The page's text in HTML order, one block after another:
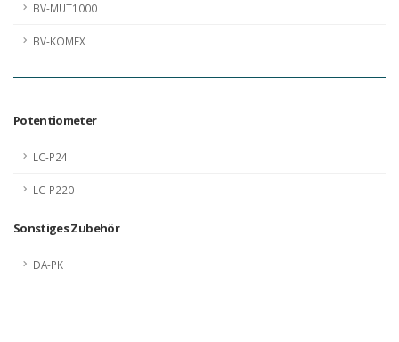
BV-MUT1000
BV-KOMEX
Potentiometer
LC-P24
LC-P220
Sonstiges Zubehör
DA-PK